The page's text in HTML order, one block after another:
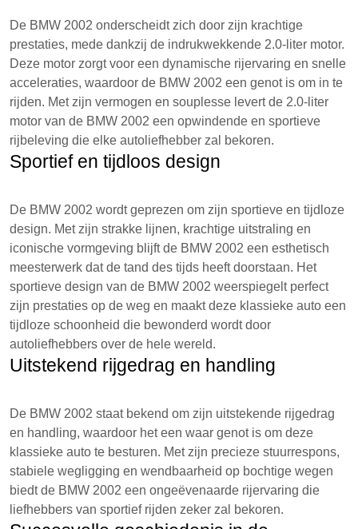
De BMW 2002 onderscheidt zich door zijn krachtige
prestaties, mede dankzij de indrukwekkende 2.0-liter motor.
Deze motor zorgt voor een dynamische rijervaring en snelle
acceleraties, waardoor de BMW 2002 een genot is om in te
rijden. Met zijn vermogen en souplesse levert de 2.0-liter
motor van de BMW 2002 een opwindende en sportieve
rijbeleving die elke autoliefhebber zal bekoren.
Sportief en tijdloos design
De BMW 2002 wordt geprezen om zijn sportieve en tijdloze
design. Met zijn strakke lijnen, krachtige uitstraling en
iconische vormgeving blijft de BMW 2002 een esthetisch
meesterwerk dat de tand des tijds heeft doorstaan. Het
sportieve design van de BMW 2002 weerspiegelt perfect
zijn prestaties op de weg en maakt deze klassieke auto een
tijdloze schoonheid die bewonderd wordt door
autoliefhebbers over de hele wereld.
Uitstekend rijgedrag en handling
De BMW 2002 staat bekend om zijn uitstekende rijgedrag
en handling, waardoor het een waar genot is om deze
klassieke auto te besturen. Met zijn precieze stuurrespons,
stabiele wegligging en wendbaarheid op bochtige wegen
biedt de BMW 2002 een ongeëvenaarde rijervaring die
liefhebbers van sportief rijden zeker zal bekoren.